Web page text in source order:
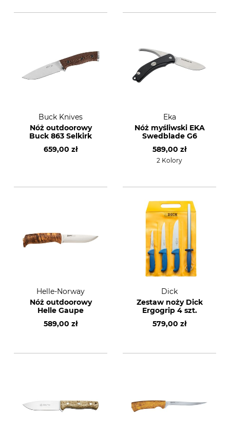
Buck Knives
Nóż outdoorowy
Buck 863 Selkirk
659,00 zł
Eka
Nóż myśliwski EKA
Swedblade G6
589,00 zł
2 Kolory
Helle-Norway
Nóż outdoorowy
Helle Gaupe
589,00 zł
Dick
Zestaw noży Dick
Ergogrip 4 szt.
579,00 zł